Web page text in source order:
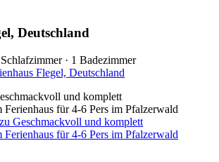
Deutschland
· 1 Badezimmer
Flegel, Deutschland
Geschmackvoll und komplett
Ferienhaus für 4-6 Pers im Pfalzerwald